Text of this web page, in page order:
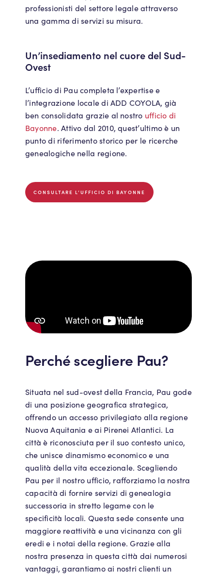
professionisti del settore legale attraverso
una gamma di servizi su misura.
Un’insediamento nel cuore del Sud-
Ovest
L’ufficio di Pau completa l’expertise e
l’integrazione locale di ADD COYOLA, già
ben consolidata grazie al nostro ufficio di
Bayonne. Attivo dal 2010, quest’ultimo è un
punto di riferimento storico per le ricerche
genealogiche nella regione.
CONSULTARE L’UFFICIO DI BAYONNE
Perché scegliere Pau?
Situata nel sud-ovest della Francia, Pau gode
di una posizione geografica strategica,
offrendo un accesso privilegiato alla regione
Nuova Aquitania e ai Pirenei Atlantici. La
città è riconosciuta per il suo contesto unico,
che unisce dinamismo economico e una
qualità della vita eccezionale. Scegliendo
Pau per il nostro ufficio, rafforziamo la nostra
capacità di fornire servizi di genealogia
successoria in stretto legame con le
specificità locali. Questa sede consente una
maggiore reattività e una vicinanza con gli
eredi e i notai della regione. Grazie alla
nostra presenza in questa città dai numerosi
vantaggi, garantiamo ai nostri clienti un